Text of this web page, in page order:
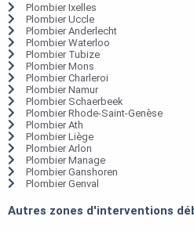
Plombier Ixelles
Plombier Uccle
Plombier Anderlecht
Plombier Waterloo
Plombier Tubize
Plombier Mons
Plombier Charleroi
Plombier Namur
Plombier Schaerbeek
Plombier Rhode-Saint-Genèse
Plombier Ath
Plombier Liège
Plombier Arlon
Plombier Manage
Plombier Ganshoren
Plombier Genval
Autres zones d'interventions